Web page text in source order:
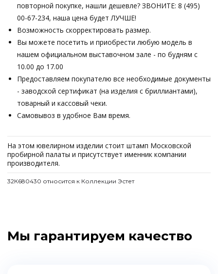
повторной покупке, нашли дешевле? ЗВОНИТЕ: 8 (495)
00-67-234, наша цена будет ЛУЧШЕ!
Возможность скорректировать размер.
Вы можете посетить и приобрести любую модель в
нашем официальном выставочном зале - по будням с
10.00 до 17.00
Предоставляем покупателю все необходимые документы
- заводской сертификат (на изделия с бриллиантами),
товарный и кассовый чеки.
Самовывоз в удобное Вам время.
На этом ювелирном изделии стоит штамп Московской
пробирной палаты и присутствует именник компании
производителя.
32К680430 относится к Коллекции Эстет
Мы гарантируем качество